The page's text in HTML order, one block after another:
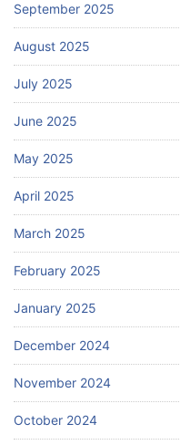
September 2025
August 2025
July 2025
June 2025
May 2025
April 2025
March 2025
February 2025
January 2025
December 2024
November 2024
October 2024